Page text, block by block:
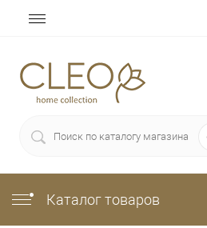
Каталог товаров